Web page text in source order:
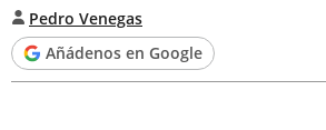
Pedro Venegas
Añádenos en Google